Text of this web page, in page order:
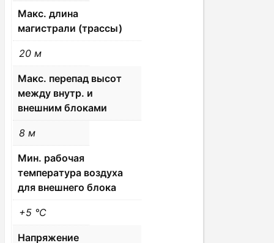
Макс. длина
магистрали (трассы)
20 м
Макс. перепад высот
между внутр. и
внешним блоками
8 м
Мин. рабочая
температура воздуха
для внешнего блока
+5 °С
Напряжение